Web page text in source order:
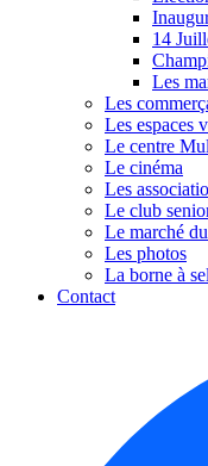
14
Les
Les
Les espaces
Le centre
Le cinéma
Les
Le club
Le marché
Les photos
La borne à
Contact